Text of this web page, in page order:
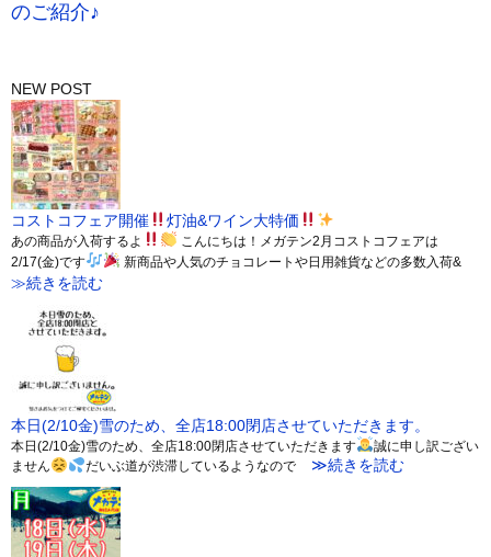
のご紹介♪
NEW POST
コストコフェア開催 灯油&ワイン大特価
あの商品が入荷するよ
こんにちは！メガテン2月コストコフェアは
2/17(金)です
新商品や人気のチョコレートや日用雑貨などの多数入荷&
≫続きを読む
本日(2/10金)雪のため、全店18:00閉店させていただきます。
本日(2/10金)雪のため、全店18:00閉店させていただきます
誠に申し訳ござい
ません
だいぶ道が渋滞しているようなので≫続きを読む